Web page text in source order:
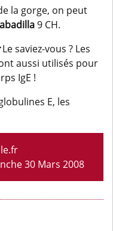
la gorge, on peut
9 CH.
Le saviez-vous ? Les
aussi utilisés pour
IgE !
E, les
30 Mars 2008